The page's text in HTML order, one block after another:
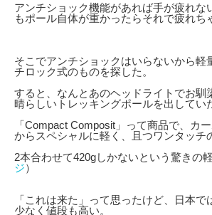
アンチショック機能があれば手が疲れな
もポール自体が重かったらそれで疲れち
そこでアンチショックはいらないから軽
チロック式のものを探した。
すると、なんとあのヘッドライトでお馴
晴らしいトレッキングポールを出してい
「Compact Composit」って商品で、カ
からスペシャルに軽く、且つワンタッチ
2本合わせて420gしかないという驚きの
ジ）
「これは来た」って思ったけど、日本で
少なく値段も高い。